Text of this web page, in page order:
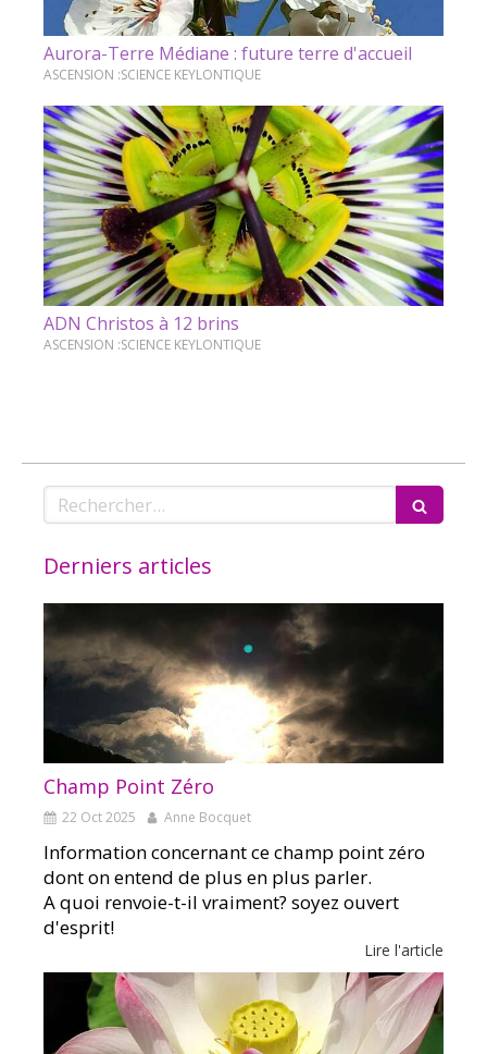
Aurora-Terre Médiane : future terre d'accueil
ASCENSION :SCIENCE KEYLONTIQUE
ADN Christos à 12 brins
ASCENSION :SCIENCE KEYLONTIQUE
Rechercher
Derniers articles
Champ Point Zéro
22 Oct 2025 Anne Bocquet
Information concernant ce champ point zéro
dont on entend de plus en plus parler.
A quoi renvoie-t-il vraiment? soyez ouvert
d'esprit!
Lire l'article